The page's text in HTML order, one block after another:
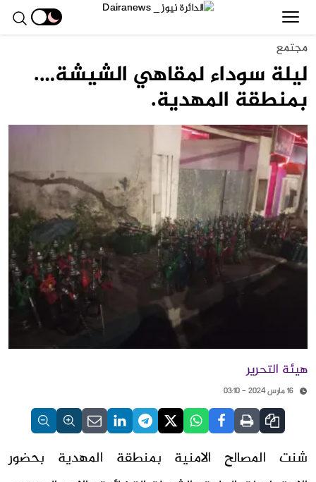
مجتمع
ليلة سوداء لمقاهي الشيشة….
بمنطقة المهدية.
هيئة التحرير
16 مارس 2024 - 03:10
شنت المصالح الامنية بمنطقة المهدية بحضور